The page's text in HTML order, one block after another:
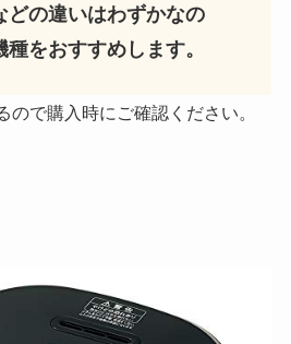
どの違いはわずかなの
をおすすめします。
で購入時にご確認ください。